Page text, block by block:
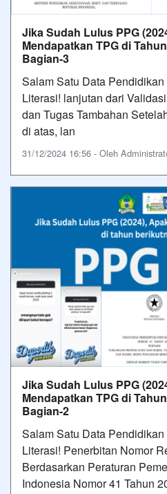
Jika Sudah Lulus PPG
Mendapatkan TPG di
Bagian-3
Salam Satu Data
Literasi! lanjutan dari
dan Tugas Tambahan
di atas, lan
31/12/2024 16:56 - Oleh
Jika Sudah Lulus PPG
Mendapatkan TPG di
Bagian-2
Salam Satu Data
Literasi! Penerbitan Nomor
Berdasarkan Peraturan
Indonesia Nomor 41 Tahun